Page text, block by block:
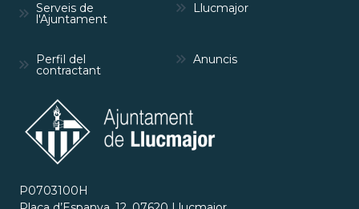
Serveis de
l'Ajuntament
Llucmajor
Perfil del
contractant
Anuncis
P0703100H